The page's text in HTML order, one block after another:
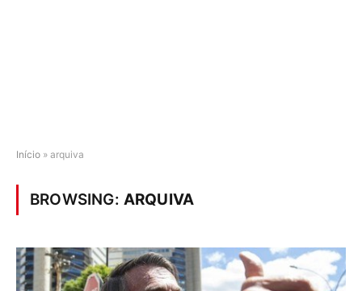
Início » arquiva
BROWSING: ARQUIVA